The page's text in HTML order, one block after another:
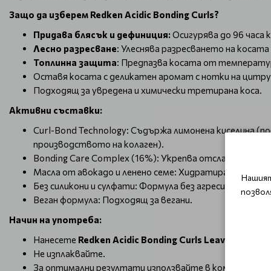
Защо да изберем Redken Acidic Bonding Curls?
Придава блясък и дефиниция:Осигурява до 96 часа
Лесно разресване: Улеснява разресването на
Топлинна защита: Предпазва косата от
Оставя косата с деликатен аромат с нотки на
Подходящ за увредена и химически третирана коса.
Активни съставки:
Curl-Bond Technology: Съдържа лимонена киселина
производството на колаген).
Bonding Care Complex (16%): Укрепва отслабените
Масла от авокадо и ленено семе: Хидратират и
Без силикони и сулфати: Формула без агресивни
Веган формула: Подходящ за вегани.
Начин на употреба:
Нанесете Redken Acidic Bonding Curls Leave-In
Не изплаквайте.
За оптимални резултати използвайте в комбинация